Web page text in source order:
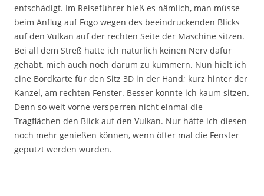
entschädigt. Im Reiseführer hieß es nämlich, man müsse
beim Anflug auf Fogo wegen des beeindruckenden Blicks
auf den Vulkan auf der rechten Seite der Maschine sitzen.
Bei all dem Streß hatte ich natürlich keinen Nerv dafür
gehabt, mich auch noch darum zu kümmern. Nun hielt ich
eine Bordkarte für den Sitz 3D in der Hand; kurz hinter der
Kanzel, am rechten Fenster. Besser konnte ich kaum sitzen.
Denn so weit vorne versperren nicht einmal die
Tragflächen den Blick auf den Vulkan. Nur hätte ich diesen
noch mehr genießen können, wenn öfter mal die Fenster
geputzt werden würden.